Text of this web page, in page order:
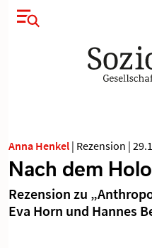
Anna Henkel | Rezension |
Nach dem
Rezension zu
Eva Horn und Hannes